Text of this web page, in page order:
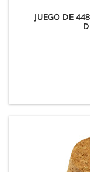
JUEGO DE